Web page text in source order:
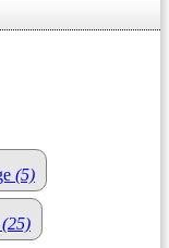
(5)
(25)